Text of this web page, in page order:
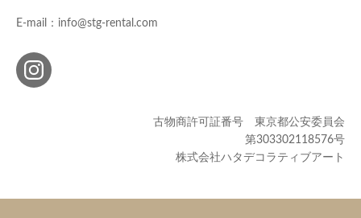
E-mail：info@stg-rental.com
古物商許可証番号 東京都公安委員会
第303302118576号
株式会社ハタデコラティブアート